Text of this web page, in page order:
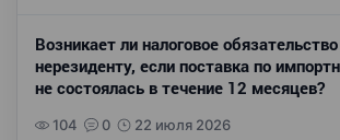
Возникает ли налоговое
нерезиденту, если поставка по
не состоялась в течение 12 месяцев?
104 0 22 июля 2026